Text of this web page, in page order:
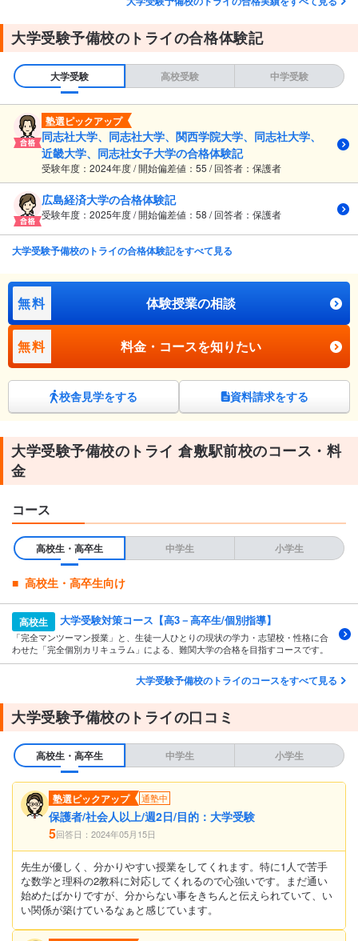
大学受験予備校のトライの合格体験記
大学受験 高校受験 中学受験
塾選ピックアップ
同志社大学、同志社大学、関西学院大学、同志社大学、
近畿大学、同志社女子大学の合格体験記
受験年度：2024年度 / 開始偏差値：55 / 回答者：保護者
広島経済大学の合格体験記
受験年度：2025年度 / 開始偏差値：58 / 回答者：保護者
大学受験予備校のトライの合格体験記をすべて見る
無料 体験授業の相談
無料 料金・コースを知りたい
校舎見学をする 資料請求をする
大学受験予備校のトライ 倉敷駅前校のコース・料
金
コース
高校生・高卒生 中学生 小学生
高校生・高卒生向け
高校生 大学受験対策コース【高3－高卒生/個別指導】
「完全マンツーマン授業」と、生徒一人ひとりの現状の学力・志望校・性格に合
わせた「完全個別カリキュラム」による、難関大学の合格を目指すコースです。
大学受験予備校のトライのコースをすべて見る
大学受験予備校のトライの口コミ
高校生・高卒生 中学生 小学生
塾選ピックアップ 通塾中
保護者/社会人以上/週2日/目的：大学受験
5回答日：2024年05月15日
先生が優しく、分かりやすい授業をしてくれます。特に1人で苦手
な数学と理科の2教科に対応してくれるので心強いです。まだ通い
始めたばかりですが、分からない事をきちんと伝えられていて、い
い関係が築けているなぁと感じています。